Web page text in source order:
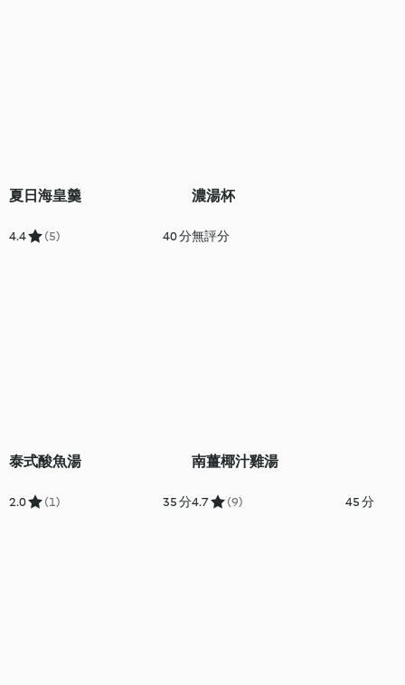
夏日海皇羹
4.4 (5) 40 分
濃湯杯
無評分
泰式酸魚湯
2.0 (1) 35 分
南薑椰汁雞湯
4.7 (9) 45 分